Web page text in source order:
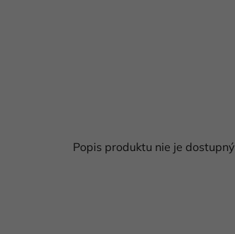
Popis produktu nie je dostupný